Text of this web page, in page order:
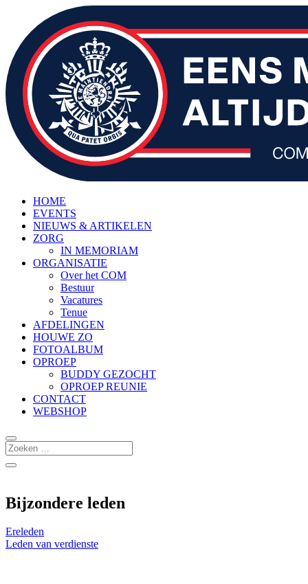
HOME
EVENTS
NIEUWS & ARTIKELEN
ZORG
IN MEMORIAM
ORGANISATIE
Over het COM
Bestuur
Vacatures
Tenue
AFDELINGEN
HOUWE ZO
FOTOALBUM
OPROEP
BUDDY GEZOCHT
OPROEP REUNIE
CONTACT
WEBSHOP
Bijzondere leden
Ereleden
Leden van verdienste